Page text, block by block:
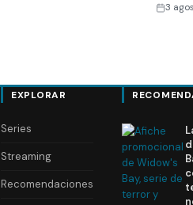
3
EXPLORAR
Series
Streaming
Recomendaciones